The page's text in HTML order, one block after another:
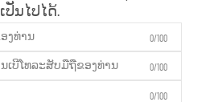
ເປັນໄປໄດ້.
0/100
0/100
0/100